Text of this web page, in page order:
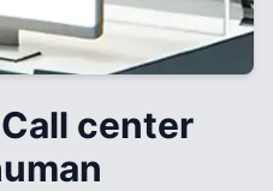
center